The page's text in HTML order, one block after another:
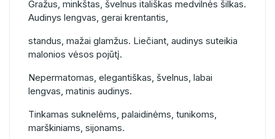
Gražus, minkštas, švelnus itališkas medvilnės šilkas.
Audinys lengvas, gerai krentantis,
standus, mažai glamžus. Liečiant, audinys suteikia
malonios vėsos pojūtį.
Nepermatomas, elegantiškas, švelnus, labai
lengvas, matinis audinys.
Tinkamas suknelėms, palaidinėms, tunikoms,
marškiniams, sijonams.